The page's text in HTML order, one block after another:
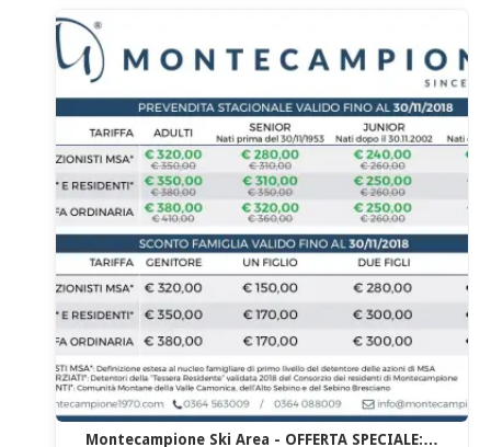
Montecampione Ski Area - OFFERTA SPECIALE:…